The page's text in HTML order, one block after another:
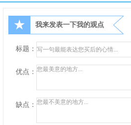
★ 我来发表一下我的观点
标题：
优点：
缺点：